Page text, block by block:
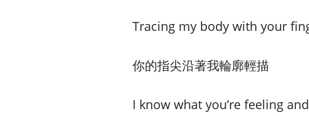
Tracing my body with your
你的指尖沿著我輪廓輕描
I know what you’re feeling